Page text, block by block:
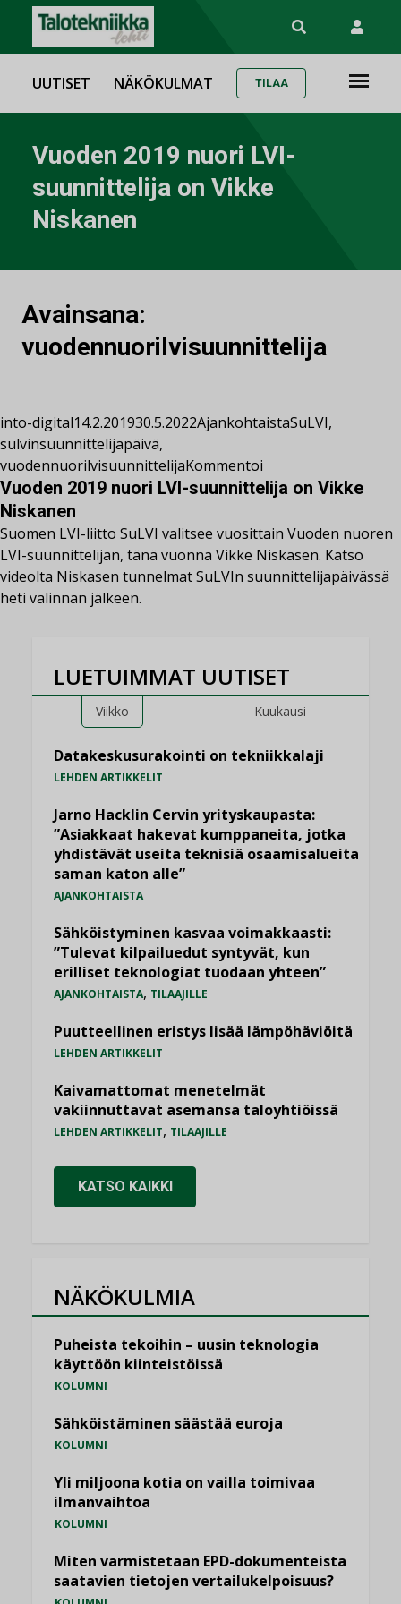
UUTISET NÄKÖKULMAT TILAA
Vuoden 2019 nuori LVI-
suunnittelija on Vikke
Niskanen
Avainsana:
vuodennuorilvisuunnittelija
into-digital14.2.201930.5.2022AjankohtaistaSuLVI,
sulvinsuunnittelijapäivä,
vuodennuorilvisuunnittelijaKommentoi
Vuoden 2019 nuori LVI-suunnittelija on Vikke
Niskanen
Suomen LVI-liitto SuLVI valitsee vuosittain Vuoden nuoren
LVI-suunnittelijan, tänä vuonna Vikke Niskasen. Katso
videolta Niskasen tunnelmat SuLVIn suunnittelijapäivässä
heti valinnan jälkeen.
LUETUIMMAT UUTISET
Viikko Kuukausi
Datakeskusurakointi on tekniikkalaji
LEHDEN ARTIKKELIT
Jarno Hacklin Cervin yrityskaupasta:
”Asiakkaat hakevat kumppaneita, jotka
yhdistävät useita teknisiä osaamisalueita
saman katon alle”
AJANKOHTAISTA
Sähköistyminen kasvaa voimakkaasti:
”Tulevat kilpailuedut syntyvät, kun
erilliset teknologiat tuodaan yhteen”
AJANKOHTAISTA, TILAAJILLE
Puutteellinen eristys lisää lämpöhäviöitä
LEHDEN ARTIKKELIT
Kaivamattomat menetelmät
vakiinnuttavat asemansa taloyhtiöissä
LEHDEN ARTIKKELIT, TILAAJILLE
KATSO KAIKKI
NÄKÖKULMIA
Puheista tekoihin – uusin teknologia
käyttöön kiinteistöissä
KOLUMNI
Sähköistäminen säästää euroja
KOLUMNI
Yli miljoona kotia on vailla toimivaa
ilmanvaihtoa
KOLUMNI
Miten varmistetaan EPD-dokumenteista
saatavien tietojen vertailukelpoisuus?